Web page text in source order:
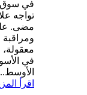
في سوق
تواجه
مضى.
ومراقبة
معقولة،
في
اقرأ